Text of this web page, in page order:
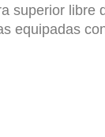
superior libre
equipadas